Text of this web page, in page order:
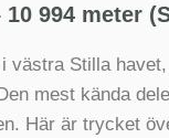
994 meter
västra Stilla
mest kända
Här är trycket